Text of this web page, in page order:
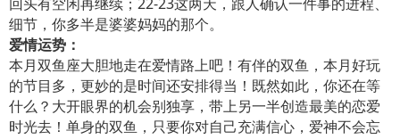
细节，你多半是婆婆妈妈的那个。
爱情运势：
本月双鱼座大胆地走在爱情路上吧！有伴的双鱼，本月好玩
的节目多，更妙的是时间还安排得当！既然如此，你还在等
什么？大开眼界的机会别独享，带上另一半创造最美的恋爱
时光去！单身的双鱼，只要你对自己充满信心，爱神不会忘